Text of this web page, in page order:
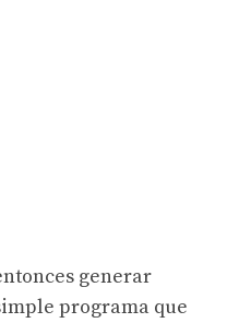
generar
programa que